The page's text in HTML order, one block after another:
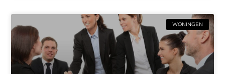
WONINGEN